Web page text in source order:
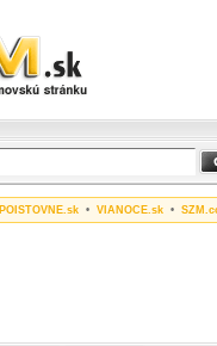
POISTOVNE.sk • VIANOCE.sk •